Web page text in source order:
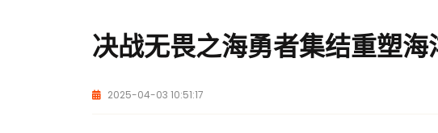
决战无畏之海勇者集结重塑海
2025-04-03 10:51:17